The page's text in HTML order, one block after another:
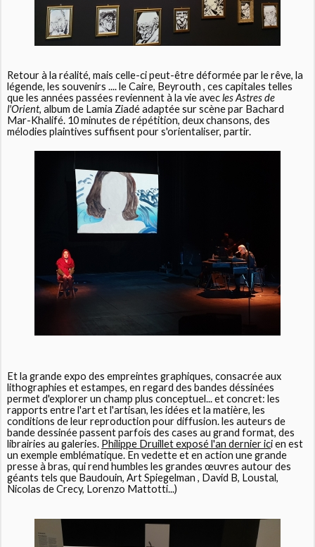
Retour à la réalité, mais celle-ci peut-être déformée par le rêve, la
légende, les souvenirs .... le Caire, Beyrouth , ces capitales telles
que les années passées reviennent à la vie avecles Astres de
l'Orient, album de Lamia Ziadé adaptée sur scène par Bachard
Mar-Khalifé. 10 minutes de répétition, deux chansons, des
mélodies plaintives suffisent pour s'orientaliser, partir.
Et la grande expo des empreintes graphiques, consacrée aux
lithographies et estampes, en regard des bandes déssinées
permet d'explorer un champ plus conceptuel... et concret: les
rapports entre l'art et l'artisan, les idées et la matière, les
conditions de leur reproduction pour diffusion. les auteurs de
bande dessinée passent parfois des cases au grand format, des
librairies au galeries. Philippe Druillet exposé l'an dernier ici en est
un exemple emblématique. En vedette et en action une grande
presse à bras, qui rend humbles les grandes œuvres autour des
géants tels que Baudouin, Art Spiegelman , David B, Loustal,
Nicolas de Crecy, Lorenzo Mattotti...)